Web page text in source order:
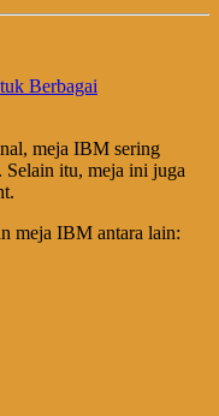
Berbagai
meja IBM sering
Selain itu, meja ini juga
meja IBM antara lain: